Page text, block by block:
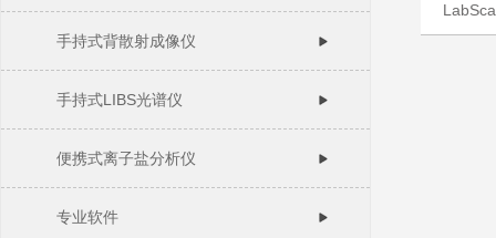
手持式背散射成像仪
手持式LIBS光谱仪
便携式离子盐分析仪
专业软件